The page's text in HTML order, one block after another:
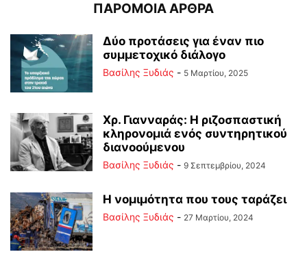
ΠΑΡΟΜΟΙΑ ΑΡΘΡΑ
Δύο προτάσεις για έναν πιο
συμμετοχικό διάλογο
Βασίλης Ξυδιάς - 5 Μαρτίου, 2025
Χρ. Γιανναράς: Η ριζοσπαστική
κληρονομιά ενός συντηρητικού
διανοούμενου
Βασίλης Ξυδιάς - 9 Σεπτεμβρίου, 2024
Η νομιμότητα που τους ταράζει
Βασίλης Ξυδιάς - 27 Μαρτίου, 2024